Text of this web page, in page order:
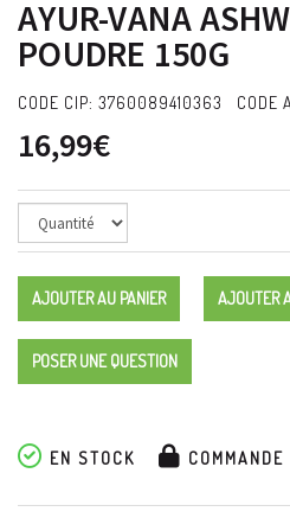
AYUR-VANA
POUDRE 150G
CODE CIP: 3760089410363 CODE
16,99€
AJOUTER AU PANIER AJOUTER
POSER UNE QUESTION
EN STOCK